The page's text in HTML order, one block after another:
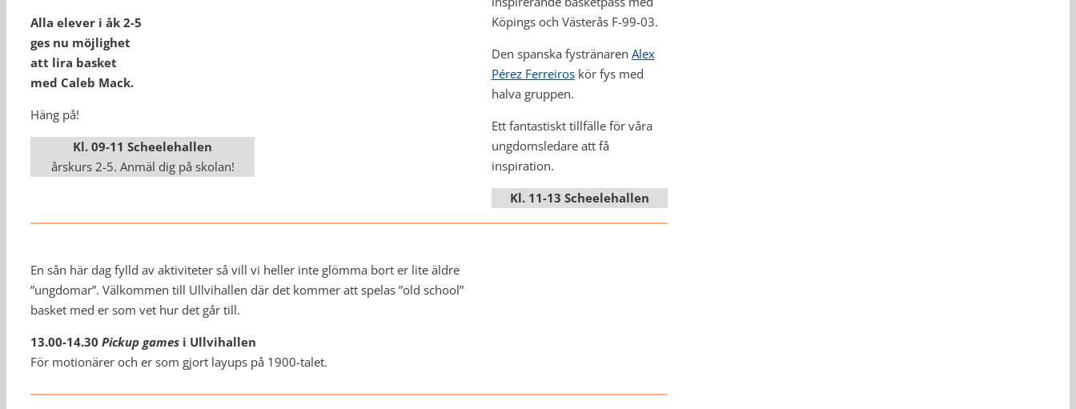
Alla elever i åk 2-5
ges nu möjlighet
att lira basket
med Caleb Mack.
Häng på!
Kl. 09-11 Scheelehallen
årskurs 2-5. Anmäl dig på skolan!
Köpings och Västerås F-99-03.
Den spanska fystränaren Alex
Pérez Ferreiroskör fys med
halva gruppen.
Ett fantastiskt tillfälle för våra
ungdomsledare att få
inspiration.
Kl. 11-13 Scheelehallen
En sån här dag fylld av aktiviteter så vill vi heller inte glömma bort er lite äldre
”ungdomar”. Välkommen till Ullvihallen där det kommer att spelas ”old school”
basket med er som vet hur det går till.
13.00-14.30 Pickup games i Ullvihallen
För motionärer och er som gjort layups på 1900-talet.